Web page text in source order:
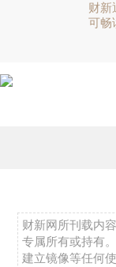
财新
可畅
财新网所刊载内
专属所有或持有
建立镜像等任何使